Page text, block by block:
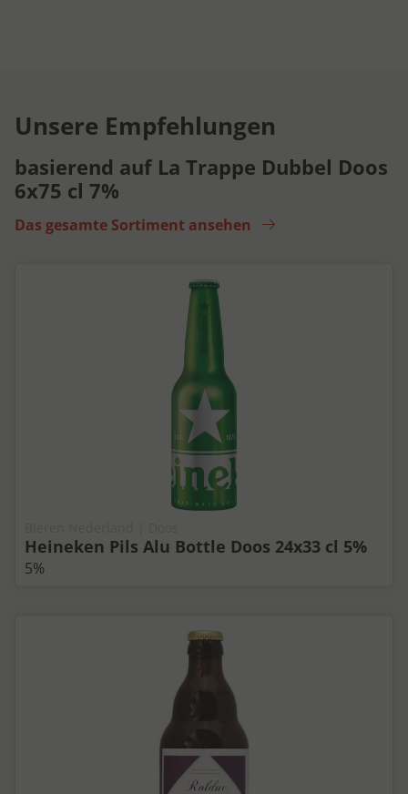
Unsere Empfehlungen
basierend auf La Trappe Dubbel Doos
6x75 cl 7%
Das gesamte Sortiment ansehen
Heineken Pils Alu Bottle Doos 24x33 cl 5%
5%